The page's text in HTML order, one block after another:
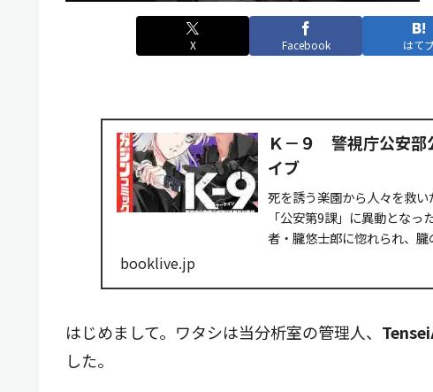
X Facebook はて
Ｋ－９ 警視庁公安部
イブ
死を誘う楽園から人々を救
「公安第9課」に異動とな
者・朧悠士郎に惚れられ、
booklive.jp
はじめまして。ワタシは当分析室の管理人、
した。